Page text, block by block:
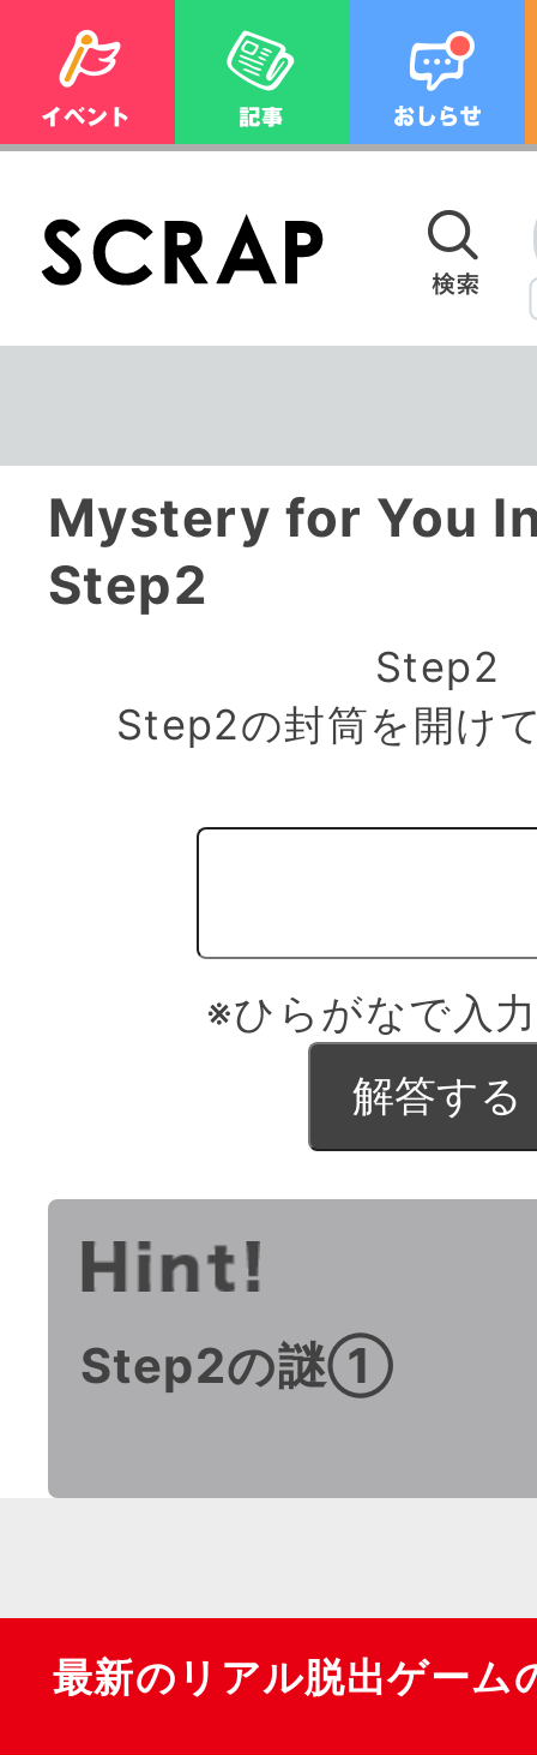
Mystery for You
Step2
Step2
Step2の封筒を開け
※ひらがなで入
Step2の謎①
最新のリアル脱出ゲーム